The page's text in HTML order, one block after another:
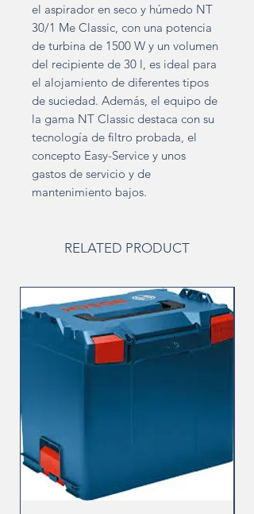
el aspirador en seco y húmedo NT
30/1 Me Classic, con una potencia
de turbina de 1500 W y un volumen
del recipiente de 30 l, es ideal para
el alojamiento de diferentes tipos
de suciedad. Además, el equipo de
la gama NT Classic destaca con su
tecnología de filtro probada, el
concepto Easy-Service y unos
gastos de servicio y de
mantenimiento bajos.
RELATED PRODUCT